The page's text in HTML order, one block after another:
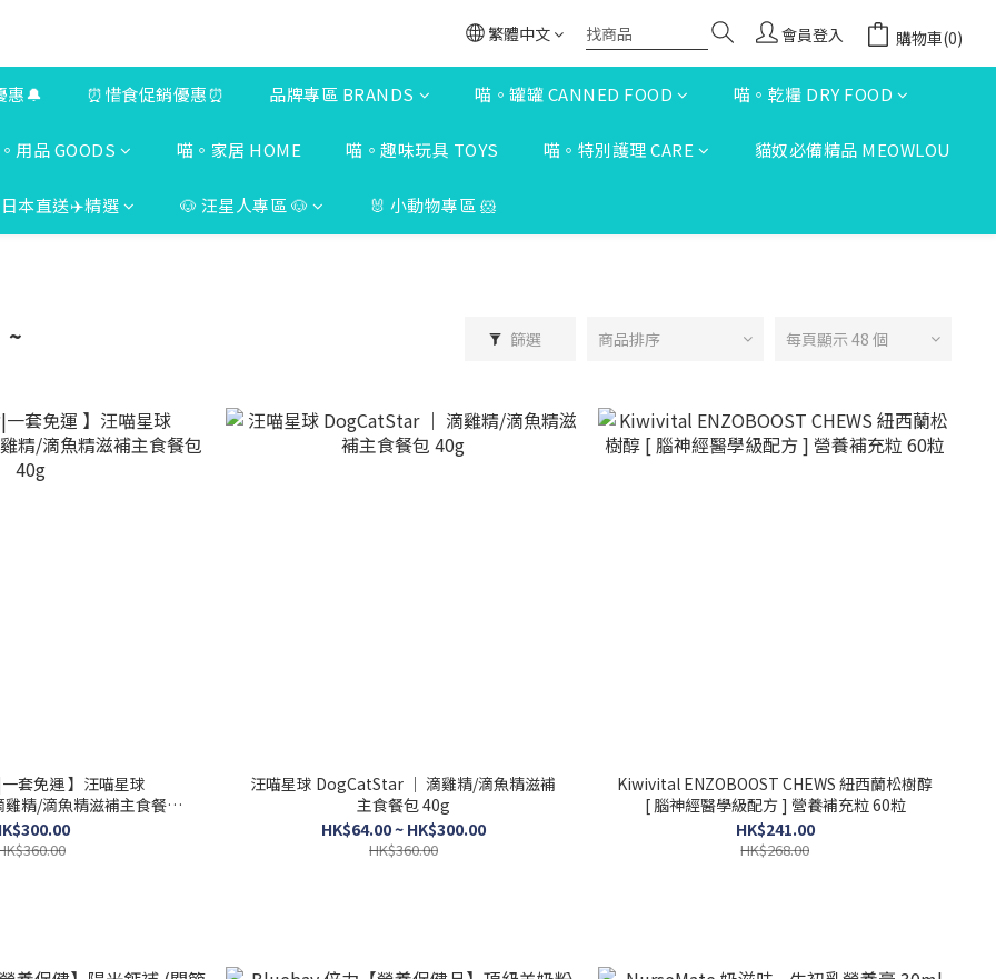
繁體中文 會員登入 購物車(0)
惠🔔 ⏰惜食促銷優惠⏰ 品牌專區 BRANDS 喵。罐罐 CANNED FOOD 喵。乾糧 DRY FOOD
用品 GOODS 喵。家居 HOME 喵。趣味玩具 TOYS 喵。特別護理 CARE 貓奴必備精品 MEOWLOU
日本直送✈️精選 🐶 汪星人專區 🐶 🐰 小動物專區 🐹
~ 篩選 商品排序 每頁顯示 48 個
套免運 】汪喵星球
精/滴魚精滋補主食餐包
40g
汪喵星球 DogCatStar ｜ 滴雞精/滴魚精滋補
主食餐包 40g
HK$64.00 ~ HK$300.00
HK$360.00
Kiwivital ENZOBOOST CHEWS 紐西蘭松樹醇
[ 腦神經醫學級配方 ] 營養補充粒 60粒
HK$241.00
HK$268.00